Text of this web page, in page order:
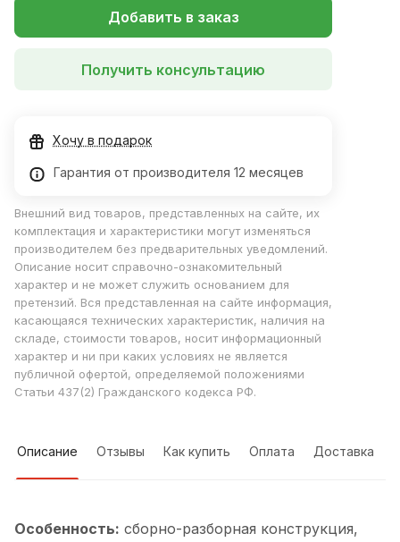
Добавить в заказ
Получить консультацию
Хочу в подарок
Гарантия от производителя 12 месяцев
Внешний вид товаров, представленных на сайте, их
комплектация и характеристики могут изменяться
производителем без предварительных уведомлений.
Описание носит справочно-ознакомительный
характер и не может служить основанием для
претензий. Вся представленная на сайте информация,
касающаяся технических характеристик, наличия на
складе, стоимости товаров, носит информационный
характер и ни при каких условиях не является
публичной офертой, определяемой положениями
Статьи 437(2) Гражданского кодекса РФ.
Описание Отзывы Как купить Оплата Доставка
Особенность: cборно-разборная конструкция,